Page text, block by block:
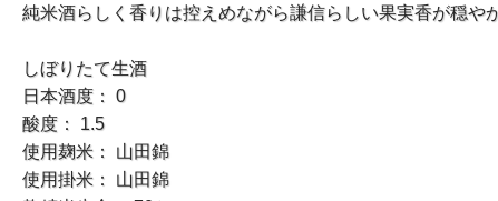
純米酒らしく香りは控えめながら謙信らしい果実香が穏や
しぼりたて生酒
日本酒度： 0
酸度： 1.5
使用麹米： 山田錦
使用掛米： 山田錦